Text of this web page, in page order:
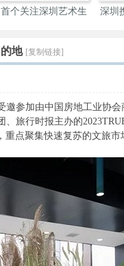
夏日催热清凉经济 长沙
地 [复制链接]
参加由中国房地工业协
旅行时报主办的
重点聚集快速复苏的文旅